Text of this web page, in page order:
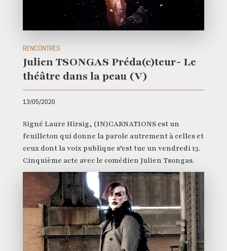
RENCONTRES
Julien TSONGAS Préda(c)teur- Le
théâtre dans la peau (V)
13/05/2020
Signé Laure Hirsig, (IN)CARNATIONS est un
feuilleton qui donne la parole autrement à celles et
ceux dont la voix publique s’est tue un vendredi 13.
Cinquième acte avec le comédien Julien Tsongas.